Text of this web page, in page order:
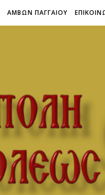
ΑΜΒΩΝ ΠΑΓΓΑΙΟΥ